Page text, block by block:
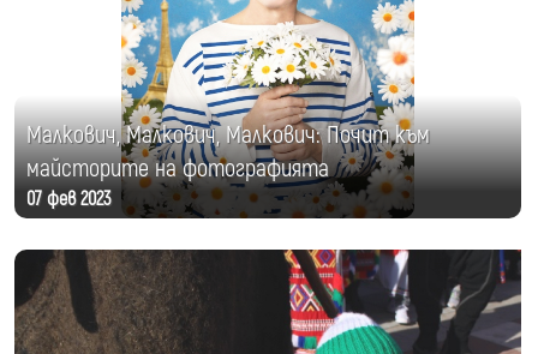
Малкович, Малкович, Малкович: Почит към
майсторите на фотографията
07 фев 2023